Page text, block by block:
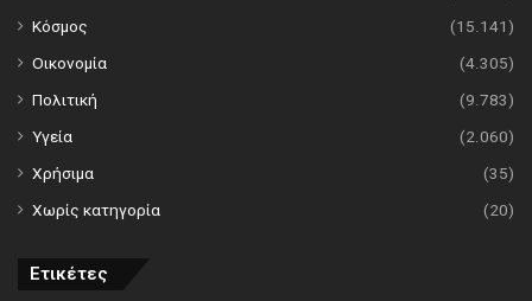
Κόσμος
(15.141)
Οικονομία
(4.305)
Πολιτική
(9.783)
Υγεία
(2.060)
Χρήσιμα
(35)
Χωρίς κατηγορία
(20)
Ετικέτες